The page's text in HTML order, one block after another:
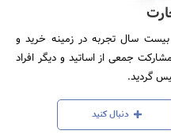
سال تجربه در زمینه خرید و
جمعی از اساتید و دیگر افراد
دنبال کنید